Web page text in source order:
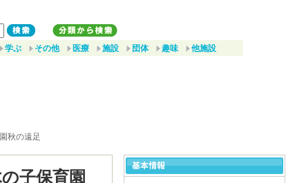
学ぶ その他 医療 施設 団体 趣味 他施設
秋の遠足
子保育園